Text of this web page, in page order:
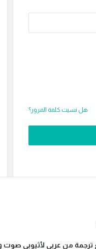
هل نسيت كلمة المرور؟